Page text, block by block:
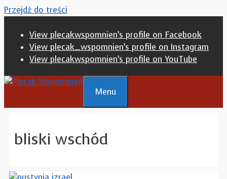
Przejdź do treści
View plecakwspomnien’s profile on Facebook
View plecak_wspomnien’s profile on Instagram
View plecakwspomnien’s profile on YouTube
Menu
bliski wschód